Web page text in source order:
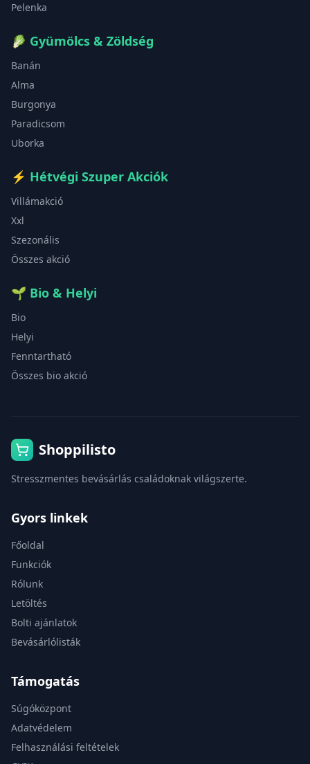
Pelenka
🥬 Gyümölcs & Zöldség
Banán
Alma
Burgonya
Paradicsom
Uborka
⚡ Hétvégi Szuper Akciók
Villámakció
Xxl
Szezonális
Összes akció
🌱 Bio & Helyi
Bio
Helyi
Fenntartható
Összes bio akció
Shoppilisto
Stresszmentes bevásárlás családoknak világszerte.
Gyors linkek
Főoldal
Funkciók
Rólunk
Letöltés
Bolti ajánlatok
Bevásárlólisták
Támogatás
Súgóközpont
Adatvédelem
Felhasználási feltételek